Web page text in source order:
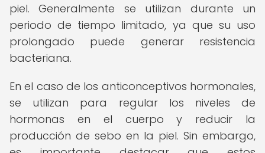
piel. Generalmente se utilizan durante un
periodo de tiempo limitado, ya que su uso
prolongado puede generar resistencia
bacteriana.
En el caso de los anticonceptivos hormonales,
se utilizan para regular los niveles de
hormonas en el cuerpo y reducir la
producción de sebo en la piel. Sin embargo,